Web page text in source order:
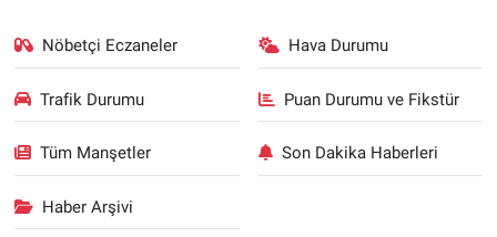
Nöbetçi Eczaneler Hava Durumu
Trafik Durumu Puan Durumu ve Fikstür
Tüm Manşetler Son Dakika Haberleri
Haber Arşivi